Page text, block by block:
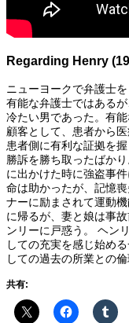
Regarding Henry
ニューヨークで弁護士
有能な弁護士ではある
冷たい男であった。有
顧客として、患者から
患者側に有利な証拠を
勝訴を勝ち取ったばか
に出かけた時に強盗事
命は助かったが、記憶
ナーに励まされて運動
に帰るが、妻と娘は事
ンリーに戸惑う。 ヘン
しての充実を感じ始め
しての過去の所業との
共有: